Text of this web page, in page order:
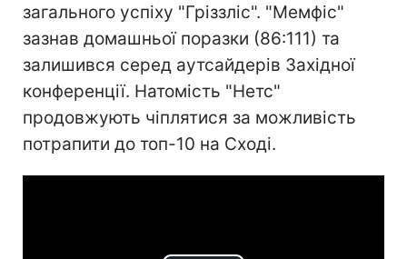
загального успіху "Гріззліс". "Мемфіс"
зазнав домашньої поразки (86:111) та
залишився серед аутсайдерів Західної
конференції. Натомість "Нетс"
продовжують чіплятися за можливість
потрапити до топ-10 на Сході.